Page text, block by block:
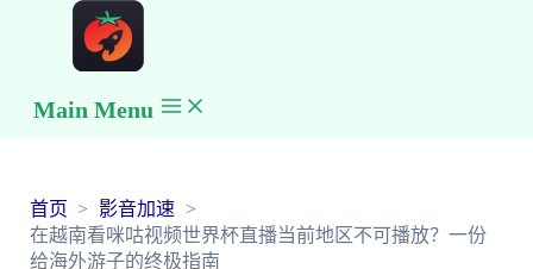
Main Menu
首页
影音加速
在越南看咪咕视频世界杯直播当前地区不可播放？一份
给海外游子的终极指南